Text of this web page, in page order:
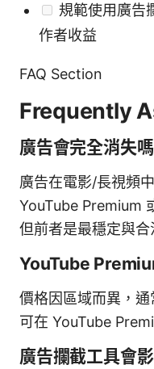
規範使用廣告
作者收益
FAQ Section
Frequently
廣告會完全消失嗎
廣告在電影/長視頻
YouTube Premium
但前者是最穩定與合
YouTube
價格因區域而異，
可在 YouTube
廣告攔截工具會